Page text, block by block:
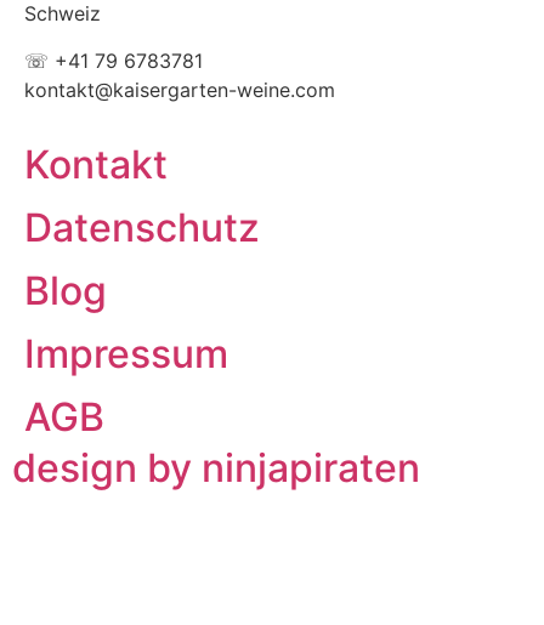
Schweiz
☏ +41 79 6783781
kontakt@kaisergarten-weine.com
Kontakt
Datenschutz
Blog
Impressum
AGB
design by ninjapiraten